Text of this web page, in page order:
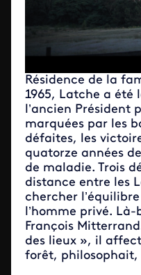
Résidence de la
1965, Latche a été
l’ancien Président
marquées par les
défaites, les
quatorze années
de maladie. Trois
distance entre les
chercher
l’homme privé.
François
des lieux », il
forêt, philosophait,